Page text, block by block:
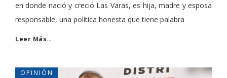
en donde nació y creció Las Varas, es hija, madre y esposa
responsable, una política honesta que tiene palabra
Leer Más…
OPINIÓN